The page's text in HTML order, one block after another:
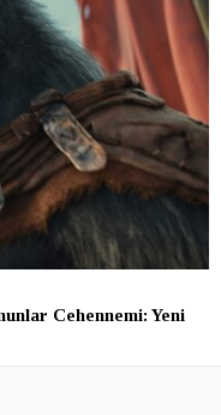
Cehennemi: Yeni